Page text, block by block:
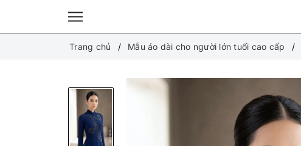
Trang chủ Mẫu áo dài cho người lớn tuổi cao cấp